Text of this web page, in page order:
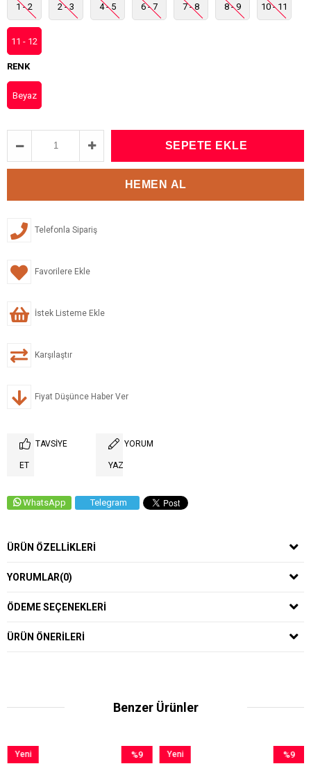
1 - 2 2 - 3 4 - 5 6 - 7 7 - 8 8 - 9 10 - 11
11 - 12
RENK
Beyaz
Telefonla Sipariş
Favorilere Ekle
İstek Listeme Ekle
Karşılaştır
Fiyat Düşünce Haber Ver
TAVSIYE
ET
YORUM
YAZ
WhatsApp Telegram
ÜRÜN ÖZELLIKLERI
YORUMLAR(0)
ÖDEME SEÇENEKLERI
ÜRÜN ÖNERILERI
Benzer Ürünler
%9
Yeni
%9
Yeni